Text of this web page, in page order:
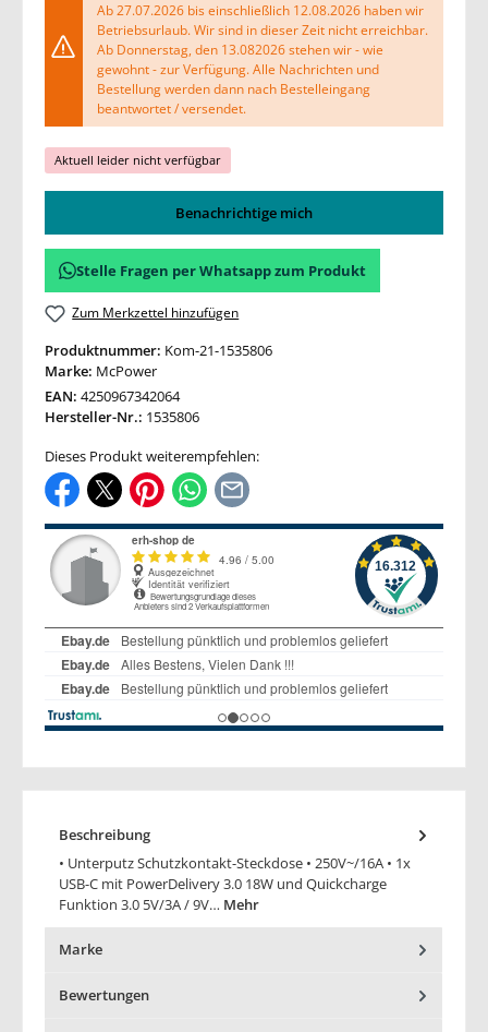
Ab 27.07.2026 bis einschließlich 12.08.2026 haben wir
Betriebsurlaub. Wir sind in dieser Zeit nicht erreichbar.
Ab Donnerstag, den 13.082026 stehen wir - wie
gewohnt - zur Verfügung. Alle Nachrichten und
Bestellung werden dann nach Bestelleingang
beantwortet / versendet.
Aktuell leider nicht verfügbar
Benachrichtige mich
Stelle Fragen per Whatsapp zum Produkt
Zum Merkzettel hinzufügen
Produktnummer: Kom-21-1535806
Marke: McPower
EAN: 4250967342064
Hersteller-Nr.: 1535806
Dieses Produkt weiterempfehlen:
Beschreibung
• Unterputz Schutzkontakt-Steckdose • 250V~/16A • 1x
USB-C mit PowerDelivery 3.0 18W und Quickcharge
Funktion 3.0 5V/3A / 9V… Mehr
Marke
Bewertungen